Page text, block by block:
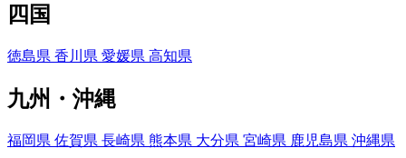
四国
徳島県 香川県 愛媛県 高知県
九州・沖縄
福岡県 佐賀県 長崎県 熊本県 大分県 宮崎県 鹿児島県 沖縄県